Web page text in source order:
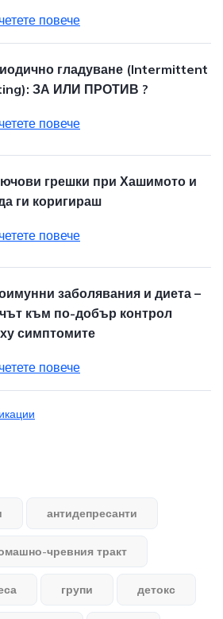
повече
гладуване (Intermittent
ЗА ИЛИ ПРОТИВ ?
повече
грешки при Хашимото и
ги коригираш
повече
заболявания и диета –
към по-добър контрол
симптомите
повече
антидепресанти
чревния тракт
групи детокс